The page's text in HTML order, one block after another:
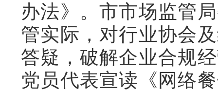
办法》。市市场监管
管实际，对行业协会
答疑，破解企业合规
党员代表宣读《网络